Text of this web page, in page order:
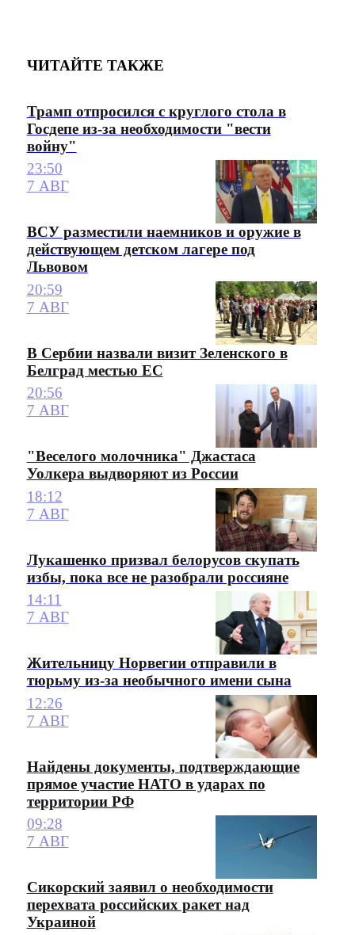
ЧИТАЙТЕ ТАКЖЕ
Трамп отпросился с круглого стола в
Госдепе из-за необходимости "вести
войну"
23:50
7 АВГ
ВСУ разместили наемников и оружие в
действующем детском лагере под
Львовом
20:59
7 АВГ
В Сербии назвали визит Зеленского в
Белград местью ЕС
20:56
7 АВГ
"Веселого молочника" Джастаса
Уолкера выдворяют из России
18:12
7 АВГ
Лукашенко призвал белорусов скупать
избы, пока все не разобрали россияне
14:11
7 АВГ
Жительницу Норвегии отправили в
тюрьму из-за необычного имени сына
12:26
7 АВГ
Найдены документы, подтверждающие
прямое участие НАТО в ударах по
территории РФ
09:28
7 АВГ
Сикорский заявил о необходимости
перехвата российских ракет над
Украиной